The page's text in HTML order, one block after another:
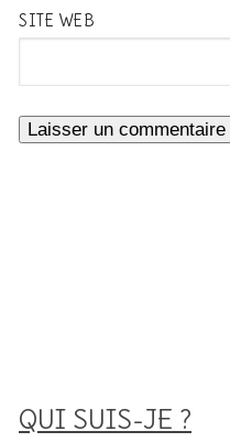
SITE WEB
QUI SUIS-JE ?